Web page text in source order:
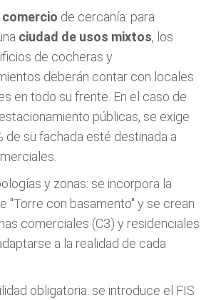
comercio de cercanía: para
ciudad de usos mixtos, los
de cocheras y
deberán contar con locales
en todo su frente. En el caso de
públicas, se exige
de su fachada esté destinada a
y zonas: se incorpora la
"Torre con basamento" y se crean
comerciales (C3) y residenciales
a la realidad de cada
obligatoria: se introduce el FIS